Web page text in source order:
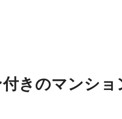
きのマンショ